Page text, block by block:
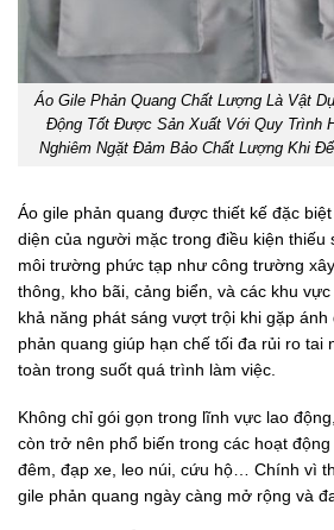
Áo Gile Phản Quang Chất Lượng Là Vật
Động Tốt Được Sản Xuất Với Quy Trình
Nghiêm Ngặt Đảm Bảo Chất Lượng Khi
Áo gile phản quang được thiết kế đặc
diện của người mặc trong điều kiện thiếu
môi trường phức tạp như công trường
thông, kho bãi, cảng biển, và các khu
khả năng phát sáng vượt trội khi gặp
phản quang giúp hạn chế tối đa rủi ro tai
toàn trong suốt quá trình làm việc.
Không chỉ gói gọn trong lĩnh vực lao
còn trở nên phổ biến trong các hoạt
đêm, đạp xe, leo núi, cứu hộ… Chính vì
gile phản quang ngày càng mở rộng và